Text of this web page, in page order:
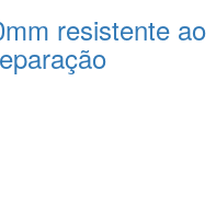
resistente ao